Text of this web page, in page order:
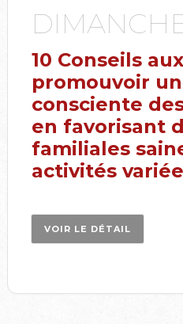
10 Conseils
promouvoir
consciente
en favorisant
familiales
activités
VOIR LE DÉTAIL